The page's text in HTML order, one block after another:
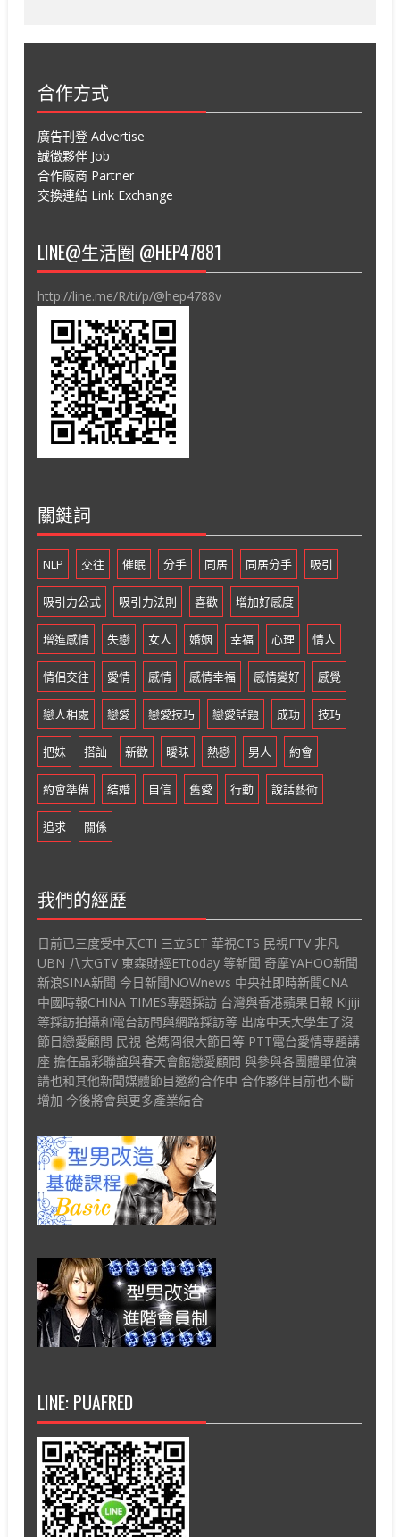
合作方式
廣告刊登 Advertise
誠徵夥伴 Job
合作廠商 Partner
交換連結 Link Exchange
LINE@生活圈 @HEP47881
http://line.me/R/ti/p/@hep4788v
關鍵詞
NLP 交往 催眠 分手 同居 同居分手 吸引
吸引力公式 吸引力法則 喜歡 增加好感度
增進感情 失戀 女人 婚姻 幸福 心理 情人
情侶交往 愛情 感情 感情幸福 感情變好 感覺
戀人相處 戀愛 戀愛技巧 戀愛話題 成功 技巧
把妹 搭訕 新歡 曖昧 熱戀 男人 約會
約會準備 結婚 自信 舊愛 行動 說話藝術
追求 關係
我們的經歷
日前已三度受中天CTI 三立SET 華視CTS 民視FTV 非凡
UBN 八大GTV 東森財經ETtoday 等新聞 奇摩YAHOO新聞
新浪SINA新聞 今日新聞NOWnews 中央社即時新聞CNA
中國時報CHINA TIMES專題採訪 台灣與香港蘋果日報 Kijiji
等採訪拍攝和電台訪問與網路採訪等 出席中天大學生了沒
節目戀愛顧問 民視 爸媽冏很大節目等 PTT電台愛情專題講
座 擔任晶彩聯誼與春天會館戀愛顧問 與參與各團體單位演
講也和其他新聞媒體節目邀約合作中 合作夥伴目前也不斷
增加 今後將會與更多產業結合
LINE: PUAFRED